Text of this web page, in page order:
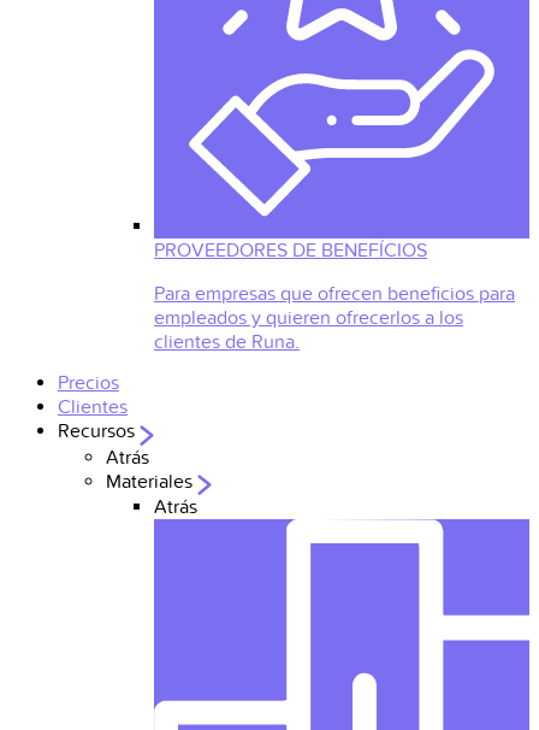
PROVEEDORES DE BENEFÍCIOS
Para empresas que ofrecen beneficios para
empleados y quieren ofrecerlos a los
clientes de Runa.
Precios
Clientes
Recursos
Atrás
Materiales
Atrás